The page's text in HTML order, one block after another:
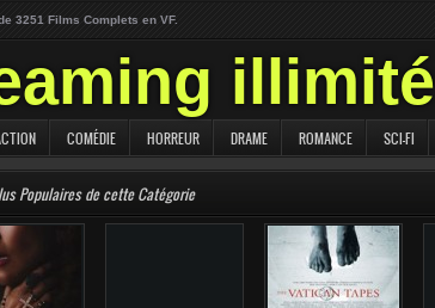
3251 Films Complets en VF.
illimité
COMÉDIE HORREUR DRAME ROMANCE SCI-FI
Populaires de cette Catégorie
82 640 Vues